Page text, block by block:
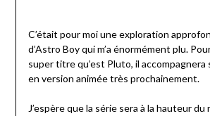
C’était pour moi une exploration
d’Astro Boy qui m’a énormément plu.
super titre qu’est Pluto, il
en version animée très prochainement.
J’espère que la série sera à la hauteur du